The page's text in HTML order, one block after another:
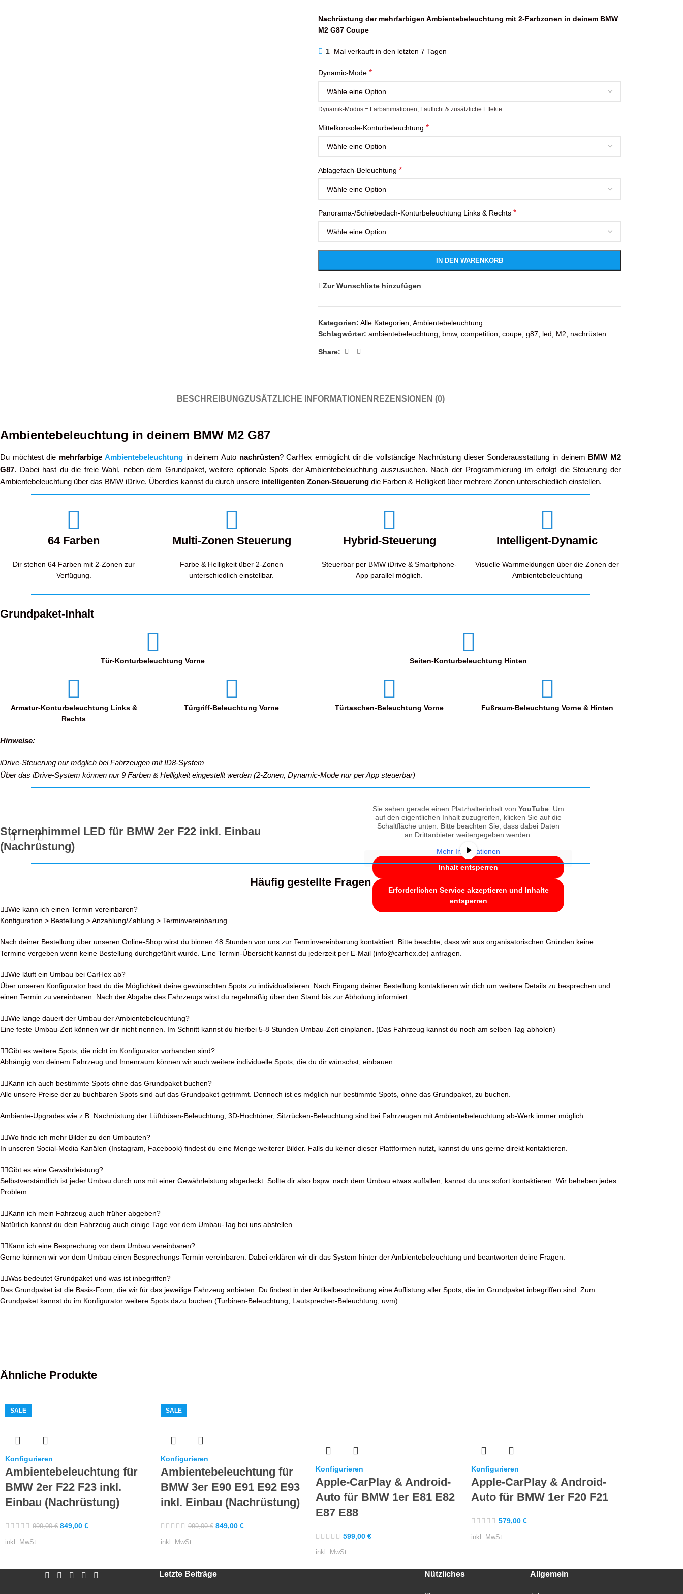
Nachrüstung der mehrfarbigen Ambientebeleuchtung mit 2-Farbzonen in deinem BMW
M2 G87 Coupe
1 Mal verkauft in den letzten 7 Tagen
Dynamic-Mode *
Dynamik-Modus = Farbanimationen, Lauflicht & zusätzliche Effekte.
Mittelkonsole-Konturbeleuchtung *
Ablagefach-Beleuchtung *
Panorama-/Schiebedach-Konturbeleuchtung Links & Rechts *
IN DEN WARENKORB
Zur Wunschliste hinzufügen
Kategorien: Alle Kategorien Ambientebeleuchtung
Schlagwörter: ambientebeleuchtung bmw, competition coupe, g87 led M2 nachrüsten
Share:
BESCHREIBUNGZUSÄTZLICHE INFORMATIONEN REZENSIONEN (0)
Ambientebeleuchtung in deinem BMW M2 G87
Du möchtest die mehrfarbige Ambientebeleuchtungin deinem Auto nachrüsten? CarHex ermöglicht dir die vollständige Nachrüstung dieser Sonderausstattung in deinem BMW M2
G87. Dabei hast du die freie Wahl, neben dem Grundpaket, weitere optionale Spots der Ambientebeleuchtung auszusuchen. Nach der Programmierung im erfolgt die Steuerung der
Ambientebeleuchtung über das BMW iDrive. Überdies kannst du durch unsere intelligenten Zonen-Steuerung die Farben & Helligkeit über mehrere Zonen unterschiedlich einstellen.
64 Farben
Dir stehen 64 Farben mit 2-Zonen zur
Verfügung.
Multi-Zonen Steuerung
Farbe & Helligkeit über 2-Zonen
unterschiedlich einstellbar.
Hybrid-Steuerung
Steuerbar per BMW iDrive & Smartphone-
App parallel möglich.
Intelligent-Dynamic
Visuelle Warnmeldungen über die Zonen der
Ambientebeleuchtung
Grundpaket-Inhalt
Tür-Konturbeleuchtung Vorne Seiten-Konturbeleuchtung Hinten
Armatur-Konturbeleuchtung Links &
Rechts
Türgriff-Beleuchtung Vorne Türtaschen-Beleuchtung Vorne Fußraum-Beleuchtung Vorne & Hinten
Hinweise:
iDrive-Steuerung nur möglich bei Fahrzeugen mit ID8-System
Über das iDrive-System können nur 9 Farben & Helligkeit eingestellt werden (2-Zonen, Dynamic-Mode nur per App steuerbar)
Sternenhimmel LED für BMW 2er F22 inkl. Einbau
(Nachrüstung)
Sie sehen gerade einen Platzhalterinhalt von YouTube . Um
auf den eigentlichen Inhalt zuzugreifen, klicken Sie auf die
Schaltfläche unten. Bitte beachten Sie, dass dabei Daten
an Drittanbieter weitergegeben werden.
Mehr Informationen
Inhalt entsperren
Erforderlichen Service akzeptieren und Inhalte
entsperren
Häufig gestellte Fragen
Wie kann ich einen Termin vereinbaren?
Konfiguration > Bestellung > Anzahlung/Zahlung > Terminvereinbarung.
Nach deiner Bestellung über unseren Online-Shop wirst du binnen 48 Stunden von uns zur Terminvereinbarung kontaktiert. Bitte beachte, dass wir aus organisatorischen Gründen keine
Termine vergeben wenn keine Bestellung durchgeführt wurde. Eine Termin-Übersicht kannst du jederzeit per E-Mail (info@carhex.de) anfragen.
Wie läuft ein Umbau bei CarHex ab?
Über unseren Konfigurator hast du die Möglichkeit deine gewünschten Spots zu individualisieren. Nach Eingang deiner Bestellung kontaktieren wir dich um weitere Details zu besprechen und
einen Termin zu vereinbaren. Nach der Abgabe des Fahrzeugs wirst du regelmäßig über den Stand bis zur Abholung informiert.
Wie lange dauert der Umbau der Ambientebeleuchtung?
Eine feste Umbau-Zeit können wir dir nicht nennen. Im Schnitt kannst du hierbei 5-8 Stunden Umbau-Zeit einplanen. (Das Fahrzeug kannst du noch am selben Tag abholen)
Gibt es weitere Spots, die nicht im Konfigurator vorhanden sind?
Abhängig von deinem Fahrzeug und Innenraum können wir auch weitere individuelle Spots, die du dir wünschst, einbauen.
Kann ich auch bestimmte Spots ohne das Grundpaket buchen?
Alle unsere Preise der zu buchbaren Spots sind auf das Grundpaket getrimmt. Dennoch ist es möglich nur bestimmte Spots, ohne das Grundpaket, zu buchen.
Ambiente-Upgrades wie z.B. Nachrüstung der Lüftdüsen-Beleuchtung, 3D-Hochtöner, Sitzrücken-Beleuchtung sind bei Fahrzeugen mit Ambientebeleuchtung ab-Werk immer möglich
Wo finde ich mehr Bilder zu den Umbauten?
In unseren Social-Media Kanälen (Instagram, Facebook) findest du eine Menge weiterer Bilder. Falls du keiner dieser Plattformen nutzt, kannst du uns gerne direkt kontaktieren.
Gibt es eine Gewährleistung?
Selbstverständlich ist jeder Umbau durch uns mit einer Gewährleistung abgedeckt. Sollte dir also bspw. nach dem Umbau etwas auffallen, kannst du uns sofort kontaktieren. Wir beheben jedes
Problem.
Kann ich mein Fahrzeug auch früher abgeben?
Natürlich kannst du dein Fahrzeug auch einige Tage vor dem Umbau-Tag bei uns abstellen.
Kann ich eine Besprechung vor dem Umbau vereinbaren?
Gerne können wir vor dem Umbau einen Besprechungs-Termin vereinbaren. Dabei erklären wir dir das System hinter der Ambientebeleuchtung und beantworten deine Fragen.
Was bedeutet Grundpaket und was ist inbegriffen?
Das Grundpaket ist die Basis-Form, die wir für das jeweilige Fahrzeug anbieten. Du findest in der Artikelbeschreibung eine Auflistung aller Spots, die im Grundpaket inbegriffen sind. Zum
Grundpaket kannst du im Konfigurator weitere Spots dazu buchen (Turbinen-Beleuchtung, Lautsprecher-Beleuchtung, uvm)
Ähnliche Produkte
SALE
Konfigurieren
Ambientebeleuchtung für
BMW 2er F22 F23 inkl.
Einbau (Nachrüstung)
999,00€ 849,00 €
inkl. MwSt.
SALE
Konfigurieren
Ambientebeleuchtung für
BMW 3er E90 E91 E92 E93
inkl. Einbau (Nachrüstung)
999,00€ 849,00 €
inkl. MwSt.
Konfigurieren
Apple-CarPlay & Android-
Auto für BMW 1er E81 E82
E87 E88
599,00 €
inkl. MwSt.
Konfigurieren
Apple-CarPlay & Android-
Auto für BMW 1er F20 F21
579,00 €
inkl. MwSt.
Letzte Beiträge Nützliches Allgemein